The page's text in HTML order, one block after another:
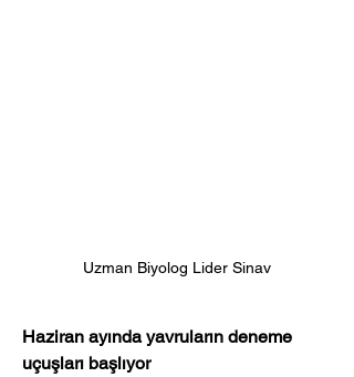
Uzman Biyolog Lider Sinav
Haziran ayında yavruların deneme
uçuşları başlıyor